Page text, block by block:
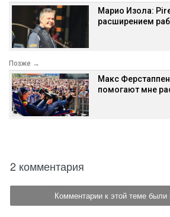
Марио Изола:
расширением
Позже →
Макс
помогают мне
2 комментария
Комментарии к этой теме были